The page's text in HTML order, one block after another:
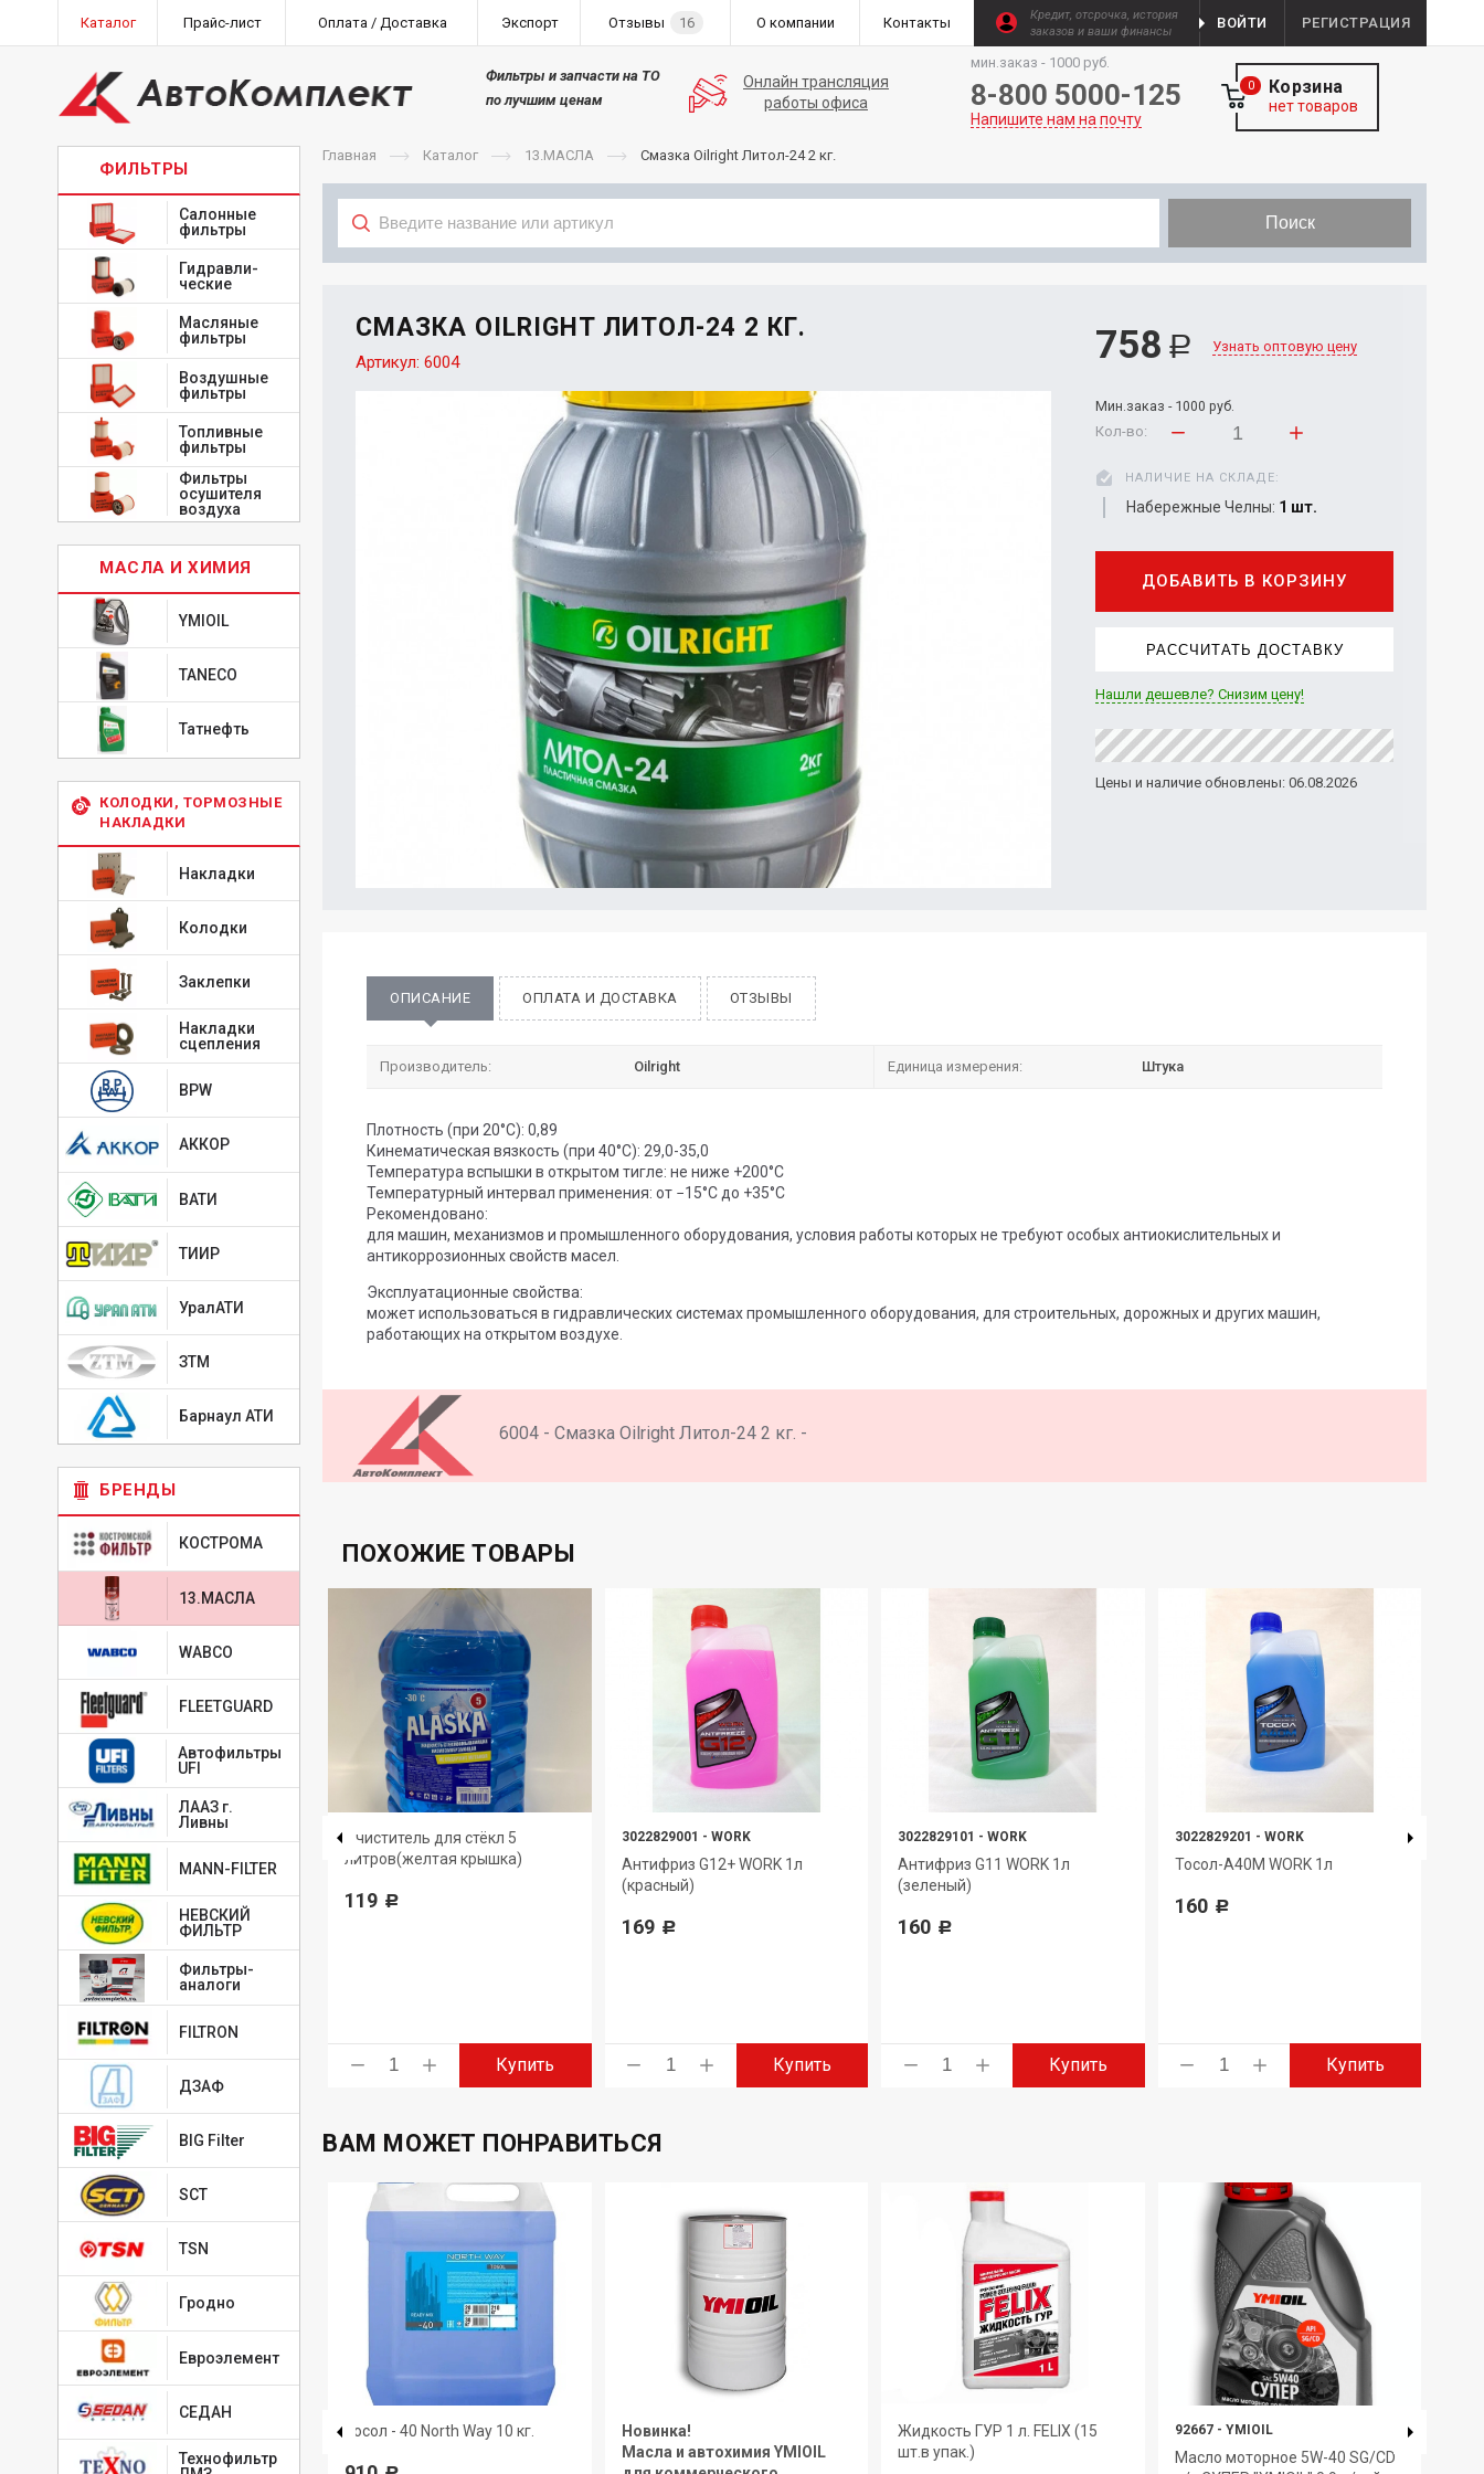
Каталог Прайс-лист Оплата / Доставка Экспорт Отзывы 16 О компании Контакты
Кредит, отсрочка, история
заказов и ваши финансы
ВОЙТИ РЕГИСТРАЦИЯ
Фильтры и запчасти на ТО
по лучшим ценам
Онлайн трансляция
работы офиса
мин.заказ - 1000 руб.
8-800 5000-125
Напишите нам на почту
Корзина
0
нет товаров
ФИЛЬТРЫ
Салонные
фильтры
Гидравли-
ческие
Масляные
фильтры
Воздушные
фильтры
Топливные
фильтры
Фильтры
осушителя
воздуха
МАСЛА И ХИМИЯ
YMIOIL
TANECO
Татнефть
КОЛОДКИ, ТОРМОЗНЫЕ
НАКЛАДКИ
Накладки
Колодки
Заклепки
Накладки
сцепления
BPW
АККОР
ВАТИ
ТИИР
УралАТИ
ЗТМ
Барнаул АТИ
БРЕНДЫ
КОСТРОМА
13.МАСЛА
WABCO
FLEETGUARD
Автофильтры
UFI
ЛААЗ г.
Ливны
MANN-FILTER
НЕВСКИЙ
ФИЛЬТР
Фильтры-
аналоги
FILTRON
ДЗАФ
BIG Filter
SCT
TSN
Гродно
Евроэлемент
СЕДАН
Технофильтр
Главная Каталог 13.МАСЛА Смазка Oilright Литол-24 2 кг.
Поиск
СМАЗКА OILRIGHT ЛИТОЛ-24 2 КГ.
Артикул: 6004 758 Р Узнать оптовую цену
Мин.заказ - 1000 руб.
Кол-во:
НАЛИЧИЕ НА СКЛАДЕ:
Набережные Челны: 1 шт.
ДОБАВИТЬ В КОРЗИНУ
РАССЧИТАТЬ ДОСТАВКУ
Нашли дешевле? Снизим цену!
Цены и наличие обновлены: 06.08.2026
ОПИСАНИЕ ОПЛАТА И ДОСТАВКА ОТЗЫВЫ
Производитель: Oilright Единица измерения: Штука
Плотность (при 20°С): 0,89
Кинематическая вязкость (при 40°С): 29,0-35,0
Температура вспышки в открытом тигле: не ниже +200°С
Температурный интервал применения: от −15°C до +35°C
Рекомендовано:
для машин, механизмов и промышленного оборудования, условия работы которых не требуют особых антиокислительных и
антикоррозионных свойств масел.
Эксплуатационные свойства:
может использоваться в гидравлических системах промышленного оборудования, для строительных, дорожных и других машин,
работающих на открытом воздухе.
6004 - Смазка Oilright Литол-24 2 кг. -
ПОХОЖИЕ ТОВАРЫ
4650229680819
Масло моторное Татнефть-
LUXE синтетика API
SN/SM/ILSAC GF-5 5W-30 4л
1 556 Р
Купить
Очиститель для стёкл 5
литров(желтая крышка)
119 Р
Купить
3022829001 - WORK
Антифриз G12+ WORK 1л
(красный)
169 Р
Купить
3022829101 - WORK
Антифриз G11 WORK 1л
(зеленый)
160 Р
Купить
3022829201 - WORK
Тосол-А40М WORK 1л
160 Р
Купить
ВАМ МОЖЕТ ПОНРАВИТЬСЯ
Жидкий ключ 3TON 335 мл. (12
Тосол - 40 North Way 10 кг.
Новинка!
Масла и автохимия YMIOIL
Жидкость ГУР 1 л. FELIX (15
шт.в упак.)
92667 - YMIOIL
Масло моторное 5W-40 SG/CD